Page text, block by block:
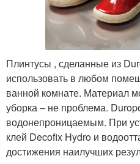
Плинтусы , сделанные из
использовать в любом
ванной комнате. Материал
уборка – не проблема.
водонепроницаемым. При
клей Decofix Hydro и
достижения наилучших